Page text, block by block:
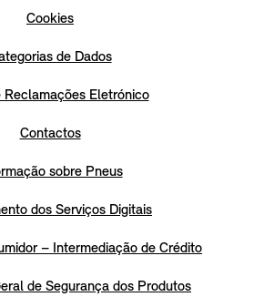
Cookies
de Dados
Reclamações Eletrónico
Contactos
sobre Pneus
dos Serviços Digitais
– Intermediação de Crédito
de Segurança dos Produtos